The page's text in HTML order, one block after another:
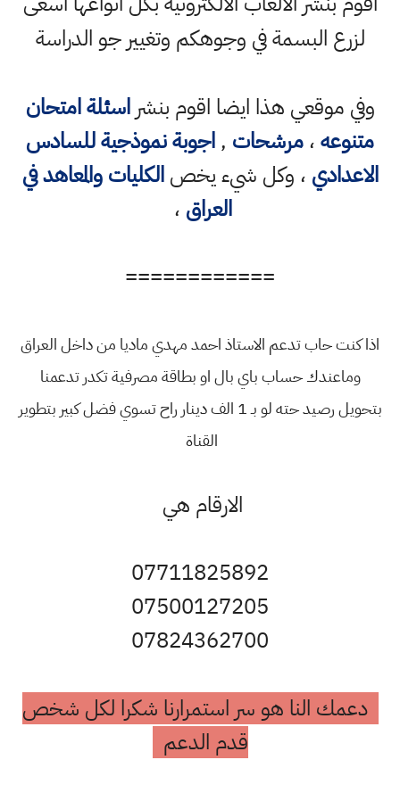
لزرع البسمة في وجوهكم وتغيير جو الدراسة
وفي موقعي هذا ايضا اقوم بنشراسئلة امتحان
متنوعه،مرشحات ,اجوبة نموذجية للسادس
الاعدادي ، وكل شيء يخصالكليات والمعاهد في
العراق ،
============
اذا كنت حاب تدعم الاستاذ احمد مهدي ماديا من داخل العراق
وماعندك حساب باي بال او بطاقة مصرفية تكدر تدعمنا
بتحويل رصيد حته لو بـ 1 الف دينار راح تسوي فضل كبير بتطوير
القناة
الارقام هي
07711825892
07500127205
07824362700
دعمك النا هو سر استمرارنا شكرا لكل شخص
قدم الدعم